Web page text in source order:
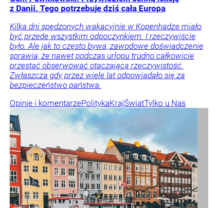
z Danii. Tego potrzebuje dziś cała Europa
Kilka dni spędzonych wakacyjnie w Kopenhadze miało
być przede wszystkim odpoczynkiem. I rzeczywiście
było. Ale jak to często bywa, zawodowe doświadczenie
sprawia, że nawet podczas urlopu trudno całkowicie
przestać obserwować otaczającą rzeczywistość.
Zwłaszcza gdy przez wiele lat odpowiadało się za
bezpieczeństwo państwa.
Opinie i komentarzePolitykaKrajŚwiatTylko u Nas